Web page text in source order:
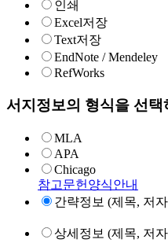
인쇄
Excel저장
Text저장
EndNote / Mendeley
RefWorks
서지정보의 형식을 선택
MLA
APA
Chicago
참고문헌양식안내
간략정보 (제목, 저
상세정보 (제목, 저